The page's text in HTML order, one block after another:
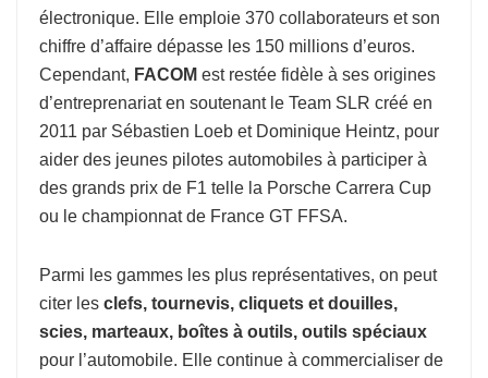
électronique. Elle emploie 370 collaborateurs et son
chiffre d’affaire dépasse les 150 millions d’euros.
Cependant, FACOM est restée fidèle à ses origines
d’entreprenariat en soutenant le Team SLR créé en
2011 par Sébastien Loeb et Dominique Heintz, pour
aider des jeunes pilotes automobiles à participer à
des grands prix de F1 telle la Porsche Carrera Cup
ou le championnat de France GT FFSA.
Parmi les gammes les plus représentatives, on peut
citer les clefs, tournevis, cliquets et douilles,
scies, marteaux, boîtes à outils, outils spéciaux
pour l’automobile. Elle continue à commercialiser de